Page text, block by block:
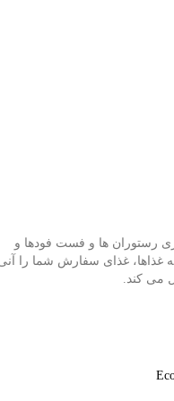
رستوران ها و فست فودها و
غذاها، غذای سفارش شما را
می كند.